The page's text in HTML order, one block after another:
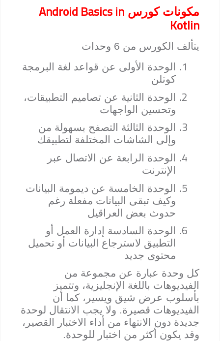
مكونات كورس Android Basics in
Kotlin
يتألف الكورس من 6 وحدات
1.
الوحدة الأولى عن قواعد لغة البرمجة
كوتلن
2.
الوحدة الثانية عن تصاميم التطبيقات،
وتحسين الواجهات
3.
الوحدة الثالثة التصفح بسهولة من
وإلى الشاشات المختلفة لتطبيقك
4.
الوحدة الرابعة عن الاتصال عبر
الإنترنت
5.
الوحدة الخامسة عن ديمومة البيانات
وكيف تبقى البيانات مفعلة رغم
حدوث بعض العراقيل
6.
الوحدة السادسة إدارة العمل أو
التطبيق لاسترجاع البيانات أو تحميل
محتوى جديد
كل وحدة عبارة عن مجموعة من
الفيديوهات باللغة الإنجليزية، وتتميز
بأسلوب عرض شيق ويسير، كما أن
الفيديوهات قصيرة. ولا يجب الانتقال لوحدة
جديدة دون الانتهاء من أداء الاختبار القصير،
وقد يكون أكثر من اختبار للوحدة.